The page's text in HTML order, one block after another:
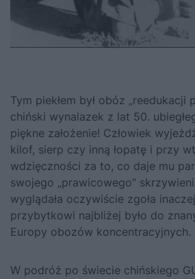
Tym piekłem był obóz „reedukacji
chiński wynalazek z lat 50.
piękne założenie! Człowiek
kilof, sierp czy inną łopatę i przy
wdzięczności za to, co daje mu
swojego „prawicowego”
wyglądała oczywiście zgoła
przybytkowi najbliżej było do
Europy obozów koncentracyjnych.
W podróż po świecie chińskiego